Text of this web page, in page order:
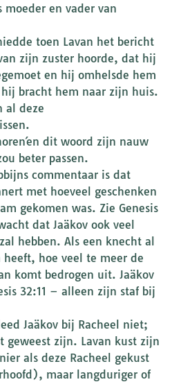
moeder en vader van
toen Lavan het bericht
zijn zuster hoorde, dat hij
en hij omhelsde hem
bracht hem naar zijn huis.
al deze
dit woord zijn nauw
beter passen.
commentaar is dat
met hoeveel geschenken
gekomen was. Zie Genesis
dat Jaäkov ook veel
hebben. Als een knecht al
heeft, hoe veel te meer de
komt bedrogen uit. Jaäkov
32:11 – alleen zijn staf bij
Jaäkov bij Racheel niet;
geweest zijn. Lavan kust zijn
als deze Racheel gekust
maar langduriger of